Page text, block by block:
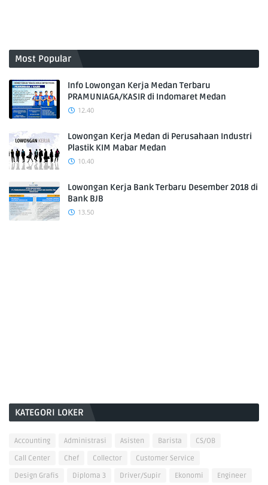
Most Popular
Info Lowongan Kerja Medan Terbaru
PRAMUNIAGA/KASIR di Indomaret Medan
12.40
Lowongan Kerja Medan di Perusahaan Industri
Plastik KIM Mabar Medan
10.40
Lowongan Kerja Bank Terbaru Desember 2018 di
Bank BJB
13.50
KATEGORI LOKER
Accounting Administrasi Asisten Barista
CS/OB
Call Center
Chef Collector
Customer Service
Design Grafis
Diploma 3 Driver/Supir Ekonomi
Engineer